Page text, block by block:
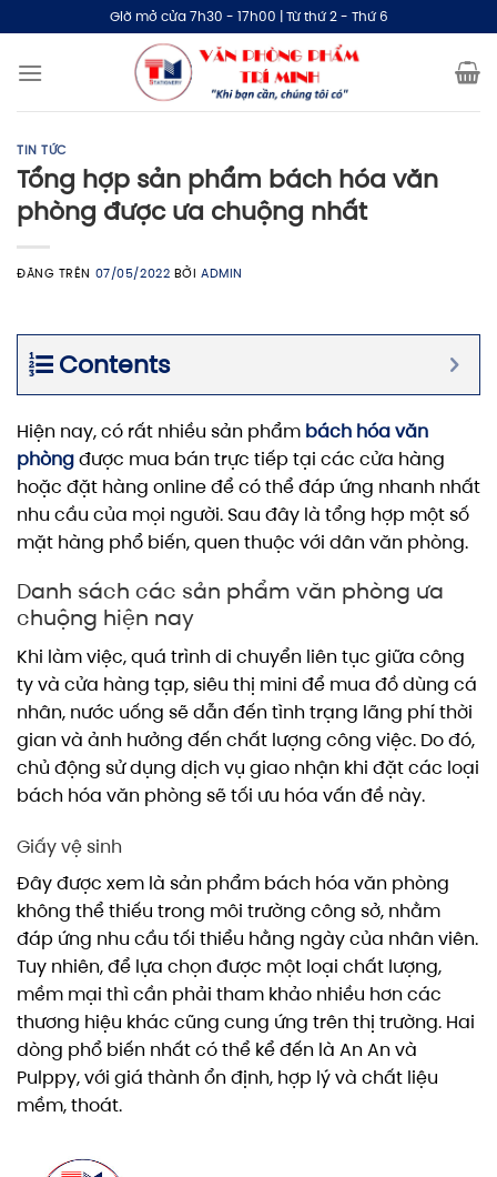
qua
nội
Giờ mở cửa 7h30 - 17h00 | Từ thứ 2 - Thứ 6
TIN TỨC
Tổng hợp sản phẩm bách hóa văn
phòng được ưa chuộng nhất
ĐĂNG TRÊN 07/05/2022 BỞIADMIN
Contents
Hiện nay, có rất nhiều sản phẩm bách hóa văn
phòngđược mua bán trực tiếp tại các cửa hàng
hoặc đặt hàng online để có thể đáp ứng nhanh nhất
nhu cầu của mọi người. Sau đây là tổng hợp một số
mặt hàng phổ biến, quen thuộc với dân văn phòng.
Danh sách các sản phẩm văn phòng ưa
chuộng hiện nay
Khi làm việc, quá trình di chuyển liên tục giữa công
ty và cửa hàng tạp, siêu thị mini để mua đồ dùng cá
nhân, nước uống sẽ dẫn đến tình trạng lãng phí thời
gian và ảnh hưởng đến chất lượng công việc. Do đó,
chủ động sử dụng dịch vụ giao nhận khi đặt các loại
bách hóa văn phòng sẽ tối ưu hóa vấn đề này.
Giấy vệ sinh
Đây được xem là sản phẩm bách hóa văn phòng
không thể thiếu trong môi trường công sở, nhằm
đáp ứng nhu cầu tối thiểu hằng ngày của nhân viên.
Tuy nhiên, để lựa chọn được một loại chất lượng,
mềm mại thì cần phải tham khảo nhiều hơn các
thương hiệu khác cũng cung ứng trên thị trường. Hai
dòng phổ biến nhất có thể kể đến là An An và
Pulppy, với giá thành ổn định, hợp lý và chất liệu
mềm, thoát.